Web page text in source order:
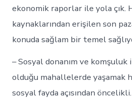
ekonomik raporlar ile yola çık.
kaynaklarından erişilen son
konuda sağlam bir temel
– Sosyal donanım ve
olduğu mahallelerde yaşamak
sosyal fayda açısından öncelikli.